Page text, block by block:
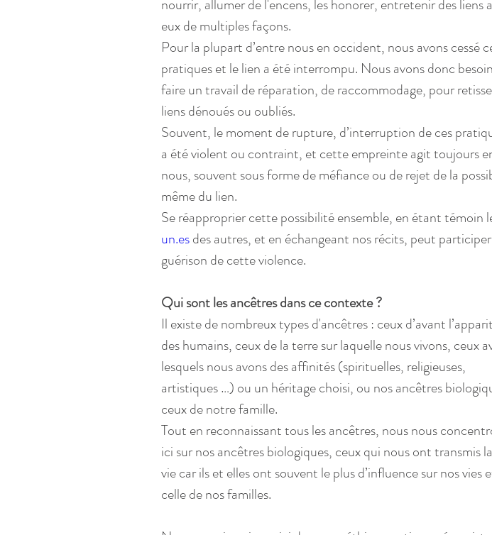
nourrir, allumer de l'encens, les honorer, entretenir des liens
eux de multiples façons.
Pour la plupart d’entre nous en occident, nous avons cessé
pratiques et le lien a été interrompu. Nous avons donc
faire un travail de réparation, de raccommodage, pour
liens dénoués ou oubliés.
Souvent, le moment de rupture, d’interruption de ces
a été violent ou contraint, et cette empreinte agit toujours
nous, souvent sous forme de méfiance ou de rejet de la
même du lien.
Se réapproprier cette possibilité ensemble, en étant témoin
un.es des autres, et en échangeant nos récits, peut
guérison de cette violence.
Qui sont les ancêtres dans ce contexte ?
Il existe de nombreux types d'ancêtres : ceux d’avant
des humains, ceux de la terre sur laquelle nous vivons, ceux
lesquels nous avons des affinités (spirituelles, religieuses,
artistiques …) ou un héritage choisi, ou nos ancêtres
ceux de notre famille.
Tout en reconnaissant tous les ancêtres, nous nous
ici sur nos ancêtres biologiques, ceux qui nous ont transmis la
vie car ils et elles ont souvent le plus d’influence sur nos vies
celle de nos familles.